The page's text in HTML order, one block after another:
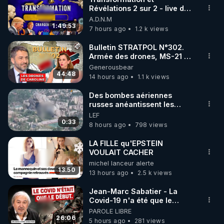
lanceurs d'alerte.
Sous-titres : Özler ATALAY YÜKSELOĞLU
1:49:53
Révélations 2 sur 2 - live du
07/08/26
A.D.N.M
7 hours ago
1.2 k views
44:48
Bulletin STRATPOL N°302.
Armée des drones, MS-21 en
série, missiles coréens.
07.08.2026.
Generousbear
14 hours ago
1.1 k views
0:33
Des bombes aériennes
russes anéantissent les
centres de contrôle de
drones de 3 brigades
ukrainienne
LEF
8 hours ago
798 views
13:50
LA FILLE qu'EPSTEIN
VOULAIT CACHER
michel lanceur alerte
13 hours ago
2.5 k views
26:06
Jean-Marc Sabatier - La
Covid-19 n'a été que le
début - L'ARN messager
jusqu où ira-t-il ?
PAROLE LIBRE
5 hours ago
281 views